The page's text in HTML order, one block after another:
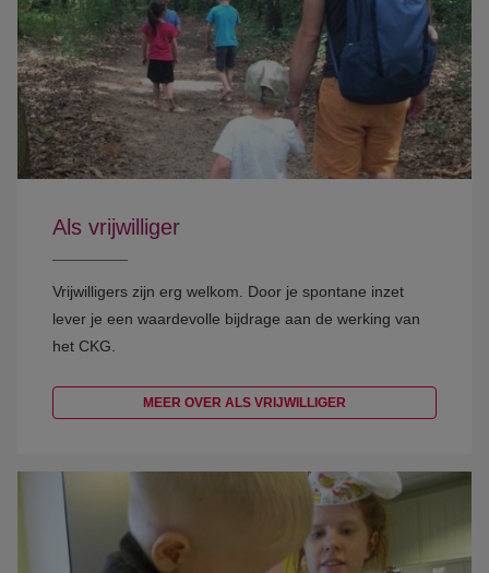
Als vrijwilliger
Vrijwilligers zijn erg welkom. Door je spontane inzet
lever je een waardevolle bijdrage aan de werking van
het CKG.
MEER OVER ALS VRIJWILLIGER